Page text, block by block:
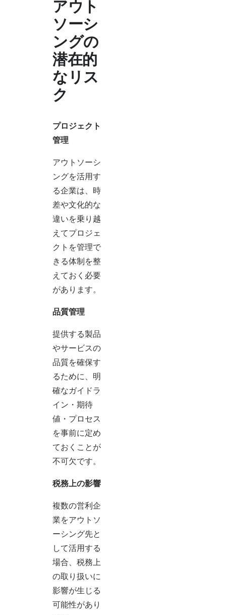
アウト
ソーシ
ングの
潜在的
なリス
ク
プロジェクト
管理
アウトソーシ
ングを活用す
る企業は、時
差や文化的な
違いを乗り越
えてプロジェ
クトを管理で
きる体制を整
えておく必要
があります。
品質管理
提供する製品
やサービスの
品質を確保す
るために、明
確なガイドラ
イン・期待
値・プロセス
を事前に定め
ておくことが
不可欠です。
税務上の影響
複数の営利企
業をアウトソ
ーシング先と
して活用する
場合、税務上
の取り扱いに
影響が生じる
可能性があり